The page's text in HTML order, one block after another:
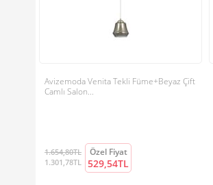
Avizemoda Venita Tekli Füme+Beyaz Çift
Camlı Salon...
1.654,80TL
1.301,78TL
Özel Fiyat
529,54TL